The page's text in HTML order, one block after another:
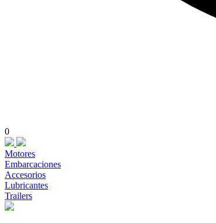
0
Motores
Embarcaciones
Accesorios
Lubricantes
Trailers